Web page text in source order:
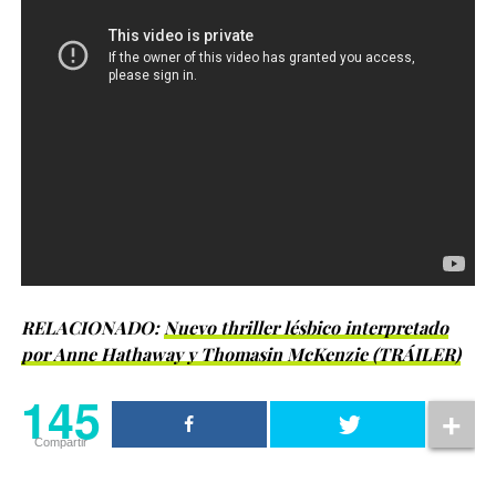
RELACIONADO: Nuevo thriller lésbico interpretado
por Anne Hathaway y Thomasin McKenzie (TRÁILER)
145
Compartir